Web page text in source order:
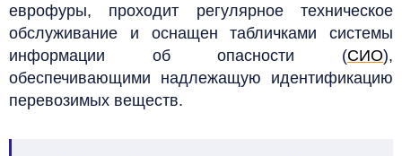
еврофуры, проходит регулярное техническое
обслуживание и оснащен табличками системы
информации об опасности (СИО),
обеспечивающими надлежащую идентификацию
перевозимых веществ.